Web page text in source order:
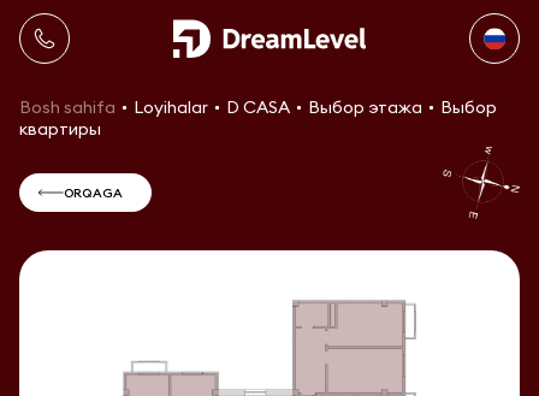
Bosh sahifa Loyihalar D CASA Выбор этажа
Выбор
квартиры
ORQAGA